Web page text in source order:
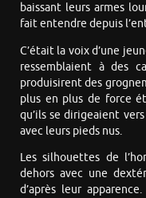
baissant leurs armes
fait entendre depuis
C’était la voix d’une
ressemblaient à des
produisirent des
plus en plus de force
qu’ils se dirigeaient
avec leurs pieds nus.
Les silhouettes de
dehors avec une
d’après leur